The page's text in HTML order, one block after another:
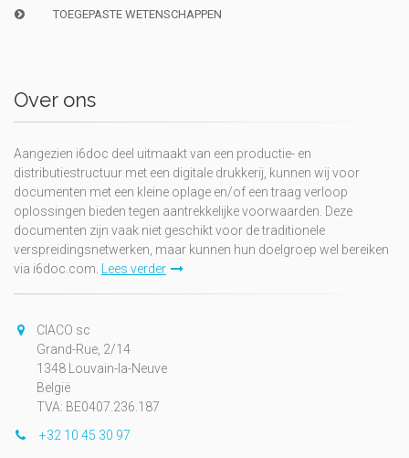
TOEGEPASTE WETENSCHAPPEN
Over ons
Aangezien i6doc deel uitmaakt van een productie- en
distributiestructuur met een digitale drukkerij, kunnen wij voor
documenten met een kleine oplage en/of een traag verloop
oplossingen bieden tegen aantrekkelijke voorwaarden. Deze
documenten zijn vaak niet geschikt voor de traditionele
verspreidingsnetwerken, maar kunnen hun doelgroep wel bereiken
via i6doc.com. Lees verder
CIACO sc
Grand-Rue, 2/14
1348 Louvain-la-Neuve
België
TVA: BE0407.236.187
+32 10 45 30 97